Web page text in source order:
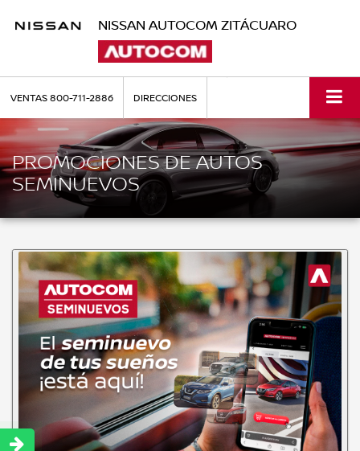
NISSAN AUTOCOM ZITÁCUARO
VENTAS800-711-2886 DIRECCIONES
PROMOCIONES DE AUTOS
SEMINUEVOS